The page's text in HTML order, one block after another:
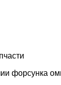
форсунка